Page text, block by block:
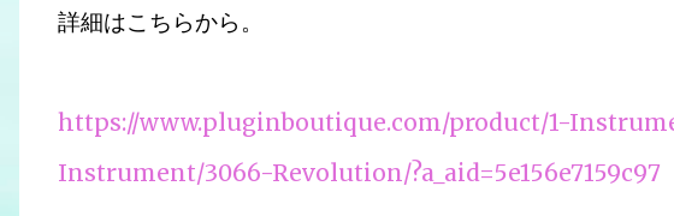
詳細はこちらから。
https://www.pluginboutique.com/product/1-
Instrument/3066-Revolution/?a_aid=5e156e7159c97